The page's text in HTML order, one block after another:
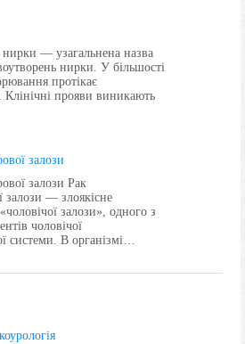
— узагальнена назва
нирки. У більшості
протікає
прояви виникають
залози
залози Рак
залози — злоякісне
залози», одного з
чоловічої
системи. В організмі…